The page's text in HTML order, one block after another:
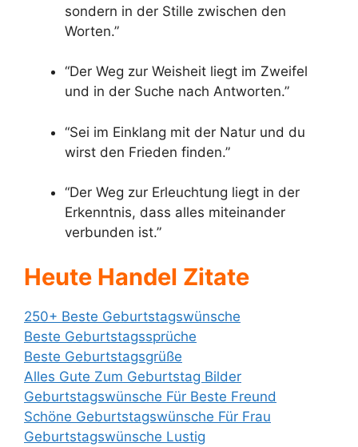
sondern in der Stille zwischen den
Worten.”
“Der Weg zur Weisheit liegt im Zweifel
und in der Suche nach Antworten.”
“Sei im Einklang mit der Natur und du
wirst den Frieden finden.”
“Der Weg zur Erleuchtung liegt in der
Erkenntnis, dass alles miteinander
verbunden ist.”
Heute Handel Zitate
250+ Beste Geburtstagswünsche
Beste Geburtstagssprüche
Beste Geburtstagsgrüße
Alles Gute Zum Geburtstag Bilder
Geburtstagswünsche Für Beste Freund
Schöne Geburtstagswünsche Für Frau
Geburtstagswünsche Lustig